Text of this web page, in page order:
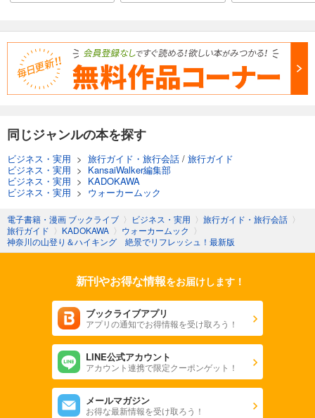
同じジャンルの本を探す
ビジネス・実用 > 旅行ガイド・旅行会話 / 旅行ガイド
ビジネス・実用 > KansaiWalker編集部
ビジネス・実用 > KADOKAWA
ビジネス・実用 > ウォーカームック
電子書籍・漫画 ブックライブ 〉 ビジネス・実用 〉 旅行ガイド・旅行会話 〉
旅行ガイド 〉 KADOKAWA 〉 ウォーカームック 〉
神奈川の山登り＆ハイキング 絶景でリフレッシュ！最新版
新刊やお得な情報をお届けします！
ブックライブアプリ
アプリの通知でお得情報を受け取ろう！
LINE公式アカウント
アカウント連携で限定クーポンゲット！
メールマガジン
お得な最新情報を受け取ろう！